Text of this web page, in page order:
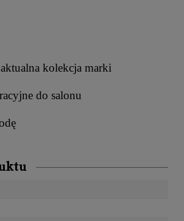
kolekcja marki
do salonu